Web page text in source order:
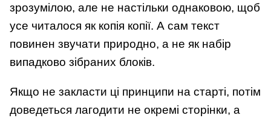
зрозумілою, але не настільки однаковою, щоб
усе читалося як копія копії. А сам текст
повинен звучати природно, а не як набір
випадково зібраних блоків.
Якщо не закласти ці принципи на старті, потім
доведеться лагодити не окремі сторінки, а